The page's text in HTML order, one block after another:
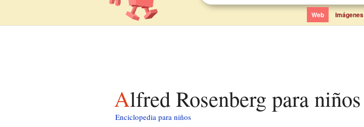
Web Imágenes
Alfred Rosenberg para niños
Enciclopedia para niños